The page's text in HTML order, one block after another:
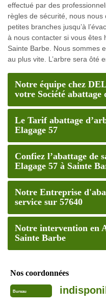
effectué par des
règles de sécurité, nous
petites branches jusqu’à
à nous contacter si vous êtes
Sainte Barbe. Nous sommes
au plus vite. L’arbre sera ôté
Notre équipe chez
votre Société abattage
Le Tarif abattage
Elagage 57
Confiez l’abattage de
Elagage 57 à Sainte
Notre Entreprise
service sur 57640
Notre intervention en
Sainte Barbe
Nos coordonnées
Bureau